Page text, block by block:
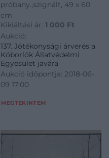
próbany.,szignált, 49 x 60
cm
Kikiáltási ár: 1 000 Ft
Aukció:
137. Jótékonysági árverés a
Kóborlók Állatvédelmi
Egyesület javára
Aukció időpontja: 2018-06-
09 17:00
MEGTEKINTEM